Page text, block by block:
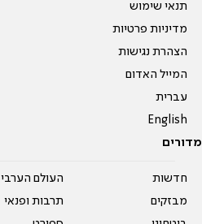
תנאי שימוש
מדיניות פרטיות
הצהרת נגישות
המייל האדום
עברית
English
מדורים
חדשות
מבזקים
העולם הערבי
תרבות ופנאי